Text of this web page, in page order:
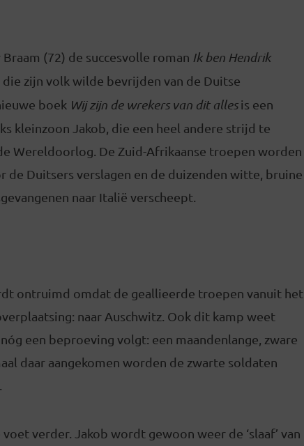
(72) de succesvolle roman Ik ben Hendrik
zijn volk wilde bevrijden van de Duitse
boek Wij zijn de wrekers van dit allesis een
kleinzoon Jakob, die een heel andere strijd te
Wereldoorlog. De Zuid-Afrikaanse troepen worden
de Duitsers verslagen en de duizenden witte, bruine
naar Italië verscheept.
ontruimd omdat de geallieerde troepen vanuit het
naar Auschwitz. Ook dit kamp weet
een beproeving volgt: een maandenlange, zware
daar aangekomen worden de zwarte soldaten
verder. Jakob wordt gewoon weer de ‘slaaf’ van